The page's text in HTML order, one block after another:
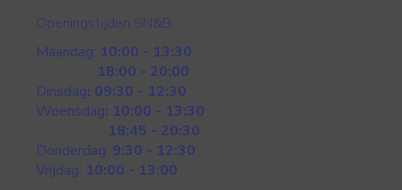
Openingstijden SN&B
Maandag: 10:00 - 13:30
18:00 - 20:00
Dinsdag: 09:30 - 12:30
Woensdag: 10:00 - 13:30
18:45 - 20:30
Donderdag: 9:30 - 12:30
Vrijdag: 10:00 - 13:00